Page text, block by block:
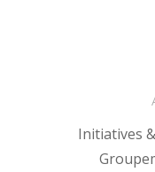
Initiatives